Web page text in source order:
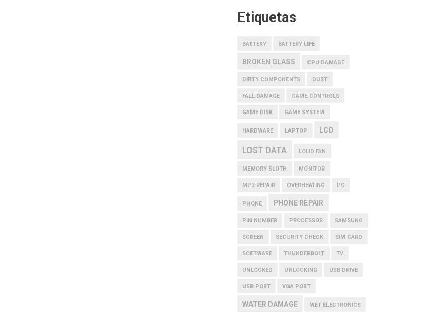
Etiquetas
BATTERY BATTERY LIFE
BROKEN GLASS CPU DAMAGE
DIRTY COMPONENTS DUST
FALL DAMAGE GAME CONTROLS
GAME DISK GAME SYSTEM
HARDWARE LAPTOP LCD
LOST DATA LOUD FAN
MEMORY SLOTH MONITOR
MP3 REPAIR OVERHEATING PC
PHONE PHONE REPAIR
PIN NUMBER PROCESSOR SAMSUNG
SCREEN SECURITY CHECK SIM CARD
SOFTWARE THUNDERBOLT TV
UNLOCKED UNLOCKING USB DRIVE
USB PORT VGA PORT
WATER DAMAGE WET ELECTRONICS